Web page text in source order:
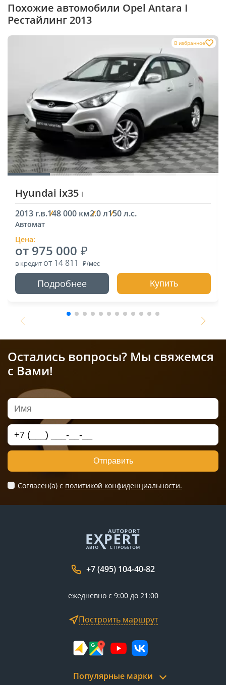
Похожие автомобили Opel Antara I
Рестайлинг 2013
В избранное
Hyundai ix35 I
2013 г.в.148 000 км2.0 л150 л.с.
Автомат
Цена:
от 975 000
в кредит от 14 811
Подробнее Купить
Остались вопросы? Мы свяжемся
с Вами!
Отправить
Согласен(а) c политикой конфиденциальности.
+7 (495) 104-40-82
ежедневно с 9:00 до 21:00
Построить маршрут
Популярные марки